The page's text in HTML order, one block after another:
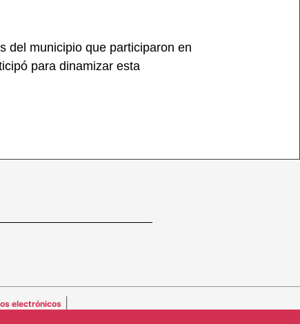
del municipio que participaron en
para dinamizar esta
electrónicos